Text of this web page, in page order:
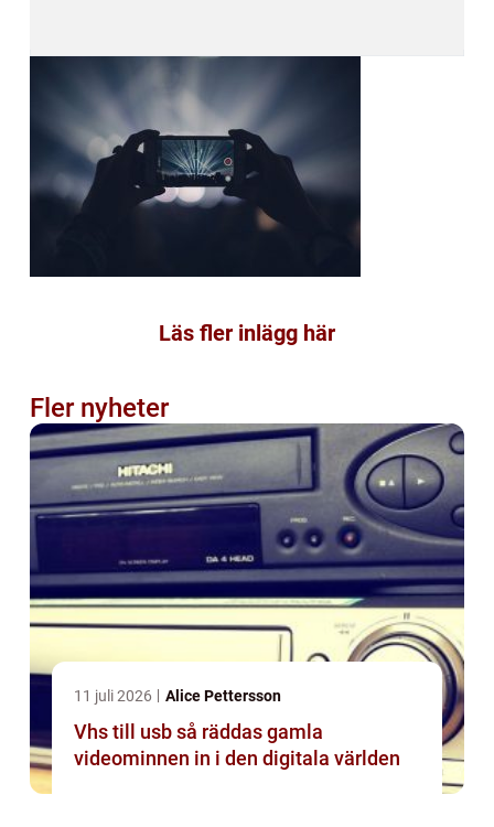
Läs fler inlägg här
Fler nyheter
11 juli 2026 Alice Pettersson
Vhs till usb så räddas gamla
videominnen in i den digitala världen